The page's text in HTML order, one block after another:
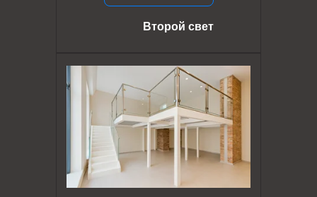
Второй свет